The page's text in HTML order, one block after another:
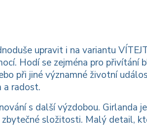
upravit i na variantu
Hodí se zejména pro přivítání
při jiné významné životní
a radost.
s další výzdobou. Girlanda
složitosti. Malý detail,